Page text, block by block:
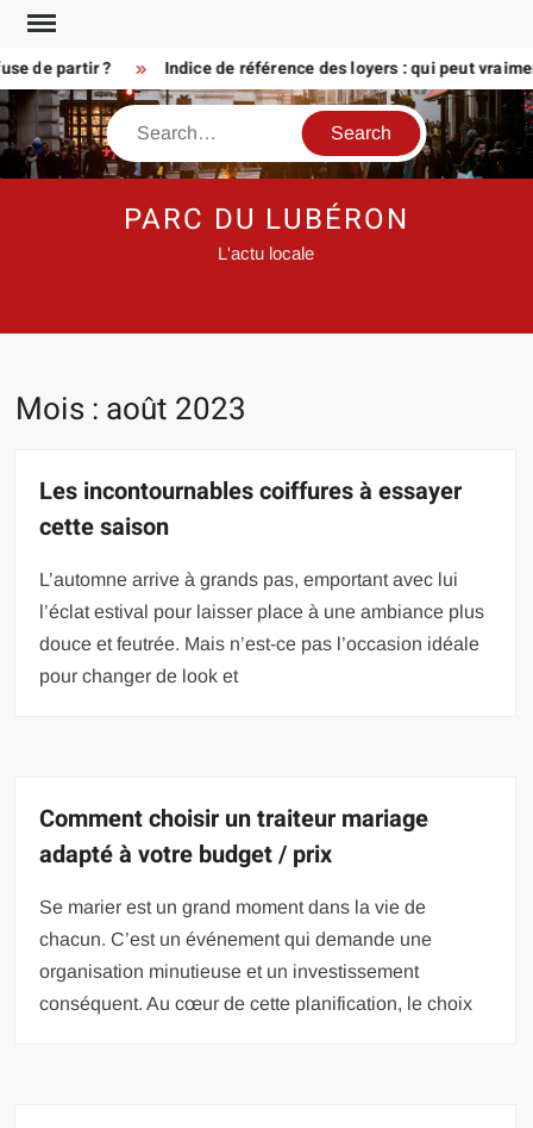
Skip
content
partir ? Indice de référence des loyers : qui peut vraiment
Search
PARC DU LUBÉRON
L'actu locale
Mois : août 2023
Les incontournables coiffures à essayer
cette saison
L’automne arrive à grands pas, emportant avec lui
l’éclat estival pour laisser place à une ambiance plus
douce et feutrée. Mais n’est-ce pas l’occasion idéale
pour changer de look et
Comment choisir un traiteur mariage
adapté à votre budget / prix
Se marier est un grand moment dans la vie de
chacun. C’est un événement qui demande une
organisation minutieuse et un investissement
conséquent. Au cœur de cette planification, le choix